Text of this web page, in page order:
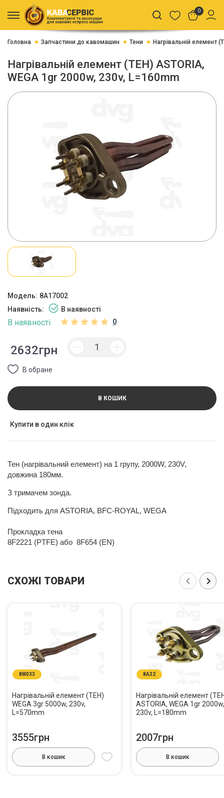
0
Головна Запчастини до кавомашин Тени Нагрівальній елемент
Нагрівальній елемент (ТЕН) ASTORIA,
WEGA 1gr 2000w, 230v, L=160mm
Модель: 8A17002
Наявність:
В наявності
В наявності 0
2632грн
В обране
В КОШИК
Купити в один клік
Тен (нагрівальний елемент) на 1 групу, 2000W, 230V,
довжина 180мм.
З тримачем зонда.
Підходить для ASTORIA, BFC-ROYAL, WEGA
Прокладка тена
8F2221 (PTFE) або 8F654 (EN)
СХОЖІ ТОВАРИ
8W033
Нагрівальній елемент (ТЕН)
WEGA 3gr 5000w, 230v,
L=570mm
3555грн
В кошик
8A32
Нагрівальній елемент
ASTORIA, WEGA 1gr 2000w,
230v, L=180mm
2007грн
В кошик